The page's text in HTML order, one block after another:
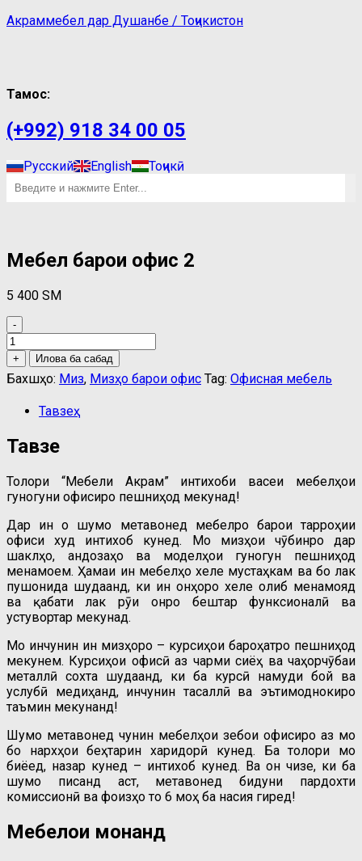
Акраммебел дар Душанбе / Тоҷикистон
Тамос:
(+992) 918 34 00 05
Русский English Тоҷикӣ
Мебел барои офис 2
5 400 ЅМ
-
Мебел
барои
офис
2
+ Илова ба сабад
Бахшҳо: Миз, Мизҳо барои офис Tag: Офисная мебель
Тавзеҳ
Тавзеҳ
Толори “Мебели Акрам” интихоби васеи мебелҳои
гуногуни офисиро пешниҳод мекунад!
Дар ин ҷо шумо метавонед мебелро барои тарроҳии
офиси худ интихоб кунед. Мо мизҳои чӯбинро дар
шаклҳо, андозаҳо ва моделҳои гуногун пешниҳод
менамоем. Ҳамаи ин мебелҳо хеле мустаҳкам ва бо лак
пушонида шудаанд, ки ин онҳоро хеле ҷолиб менамояд
ва қабати лак рӯи онро бештар функсионалӣ ва
устувортар мекунад.
Мо инчунин ин мизҳоро – курсиҳои бароҳатро пешниҳод
мекунем. Курсиҳои офисӣ аз чарми сиёҳ ва чаҳорчӯбаи
металлӣ сохта шудаанд, ки ба курсӣ намуди бой ва
услубӣ медиҳанд, инчунин тасаллӣ ва эътимоднокиро
таъмин мекунанд!
Шумо метавонед чунин мебелҳои зебои офисиро аз мо
бо нархҳои беҳтарин харидорӣ кунед. Ба толори мо
биёед, назар кунед – интихоб кунед. Ва он чизе, ки ба
шумо писанд аст, метавонед бидуни пардохти
комиссионӣ ва фоизҳо то 6 моҳ ба насия гиред!
Мебелҳои монанд